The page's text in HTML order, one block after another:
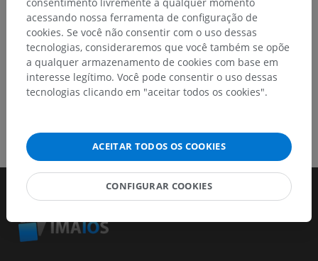
BAIXE O APLICATIVO
consentimento livremente a qualquer momento
acessando nossa ferramenta de configuração de
cookies. Se você não consentir com o uso dessas
tecnologias, consideraremos que você também se opõe
a qualquer armazenamento de cookies com base em
interesse legítimo. Você pode consentir o uso dessas
tecnologias clicando em "aceitar todos os cookies".
ACEITAR TODOS OS COOKIES
CONFIGURAR COOKIES